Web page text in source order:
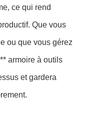
ce qui rend
Que vous
ou que vous gérez
armoire à outils
et gardera